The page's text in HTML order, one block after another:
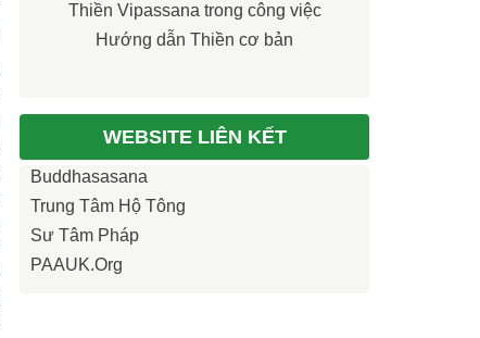
Thiền Vipassana trong công việc
Hướng dẫn Thiền cơ bản
WEBSITE LIÊN KẾT
Buddhasasana
Trung Tâm Hộ Tông
Sư Tâm Pháp
PAAUK.org